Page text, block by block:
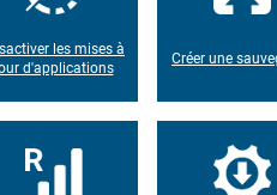
les mises à
d'applications
Créer une